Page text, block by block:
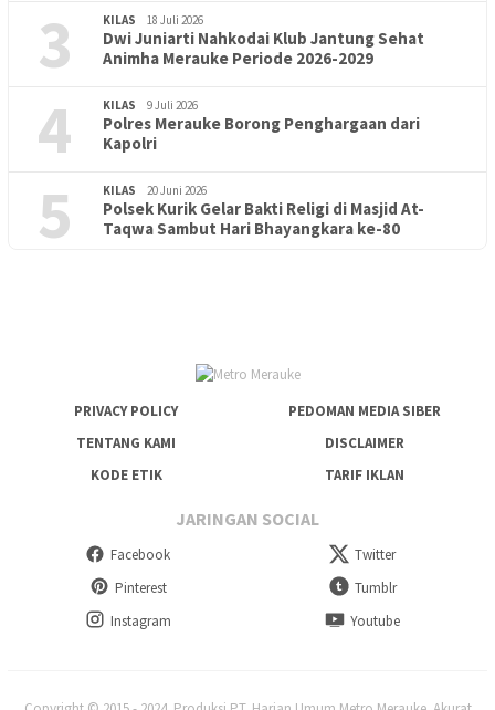
3 KILAS 18 Juli 2026
Dwi Juniarti Nahkodai Klub Jantung Sehat
Animha Merauke Periode 2026-2029
4 KILAS 9 Juli 2026
Polres Merauke Borong Penghargaan dari
Kapolri
5 KILAS 20 Juni 2026
Polsek Kurik Gelar Bakti Religi di Masjid At-
Taqwa Sambut Hari Bhayangkara ke-80
PENDIDIKAN 18 Juni 2026
Lepas Puluhan Peserta Didik, TK Yapis 2 Merauke Siapkan
PRIVACY POLICY
PEDOMAN MEDIA SIBER
TENTANG KAMI
DISCLAIMER
KODE ETIK
TARIF IKLAN
JARINGAN SOCIAL
Facebook
Twitter
Pinterest
Tumblr
Instagram
Youtube